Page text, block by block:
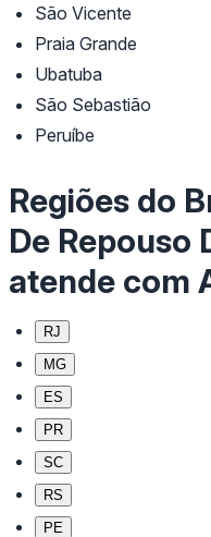
São Vicente
Praia Grande
Ubatuba
São Sebastião
Peruíbe
Regiões do
De Repouso
atende com
RJ
MG
ES
PR
SC
RS
PE